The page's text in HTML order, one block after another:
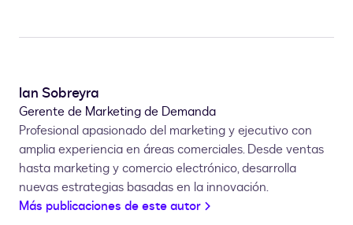
Ian Sobreyra
Gerente de Marketing de Demanda
Profesional apasionado del marketing y ejecutivo con
amplia experiencia en áreas comerciales. Desde ventas
hasta marketing y comercio electrónico, desarrolla
nuevas estrategias basadas en la innovación.
Más publicaciones de este autor